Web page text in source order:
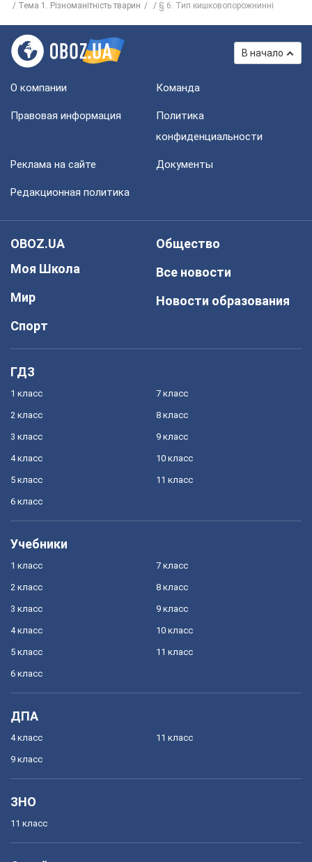
Тема 1. Різноманітність тварин
§ 6. Тип кишковопорожнинні
В начало
О компании Команда
Правовая информация
Политика
конфиденциальности
Реклама на сайте Документы
Редакционная политика
OBOZ.UA
Моя Школа
Мир
Спорт
Общество
Все новости
Новости образования
ГДЗ
1 класс
2 класс
3 класс
4 класс
5 класс
6 класс
7 класс
8 класс
9 класс
10 класс
11 класс
Учебники
1 класс
2 класс
3 класс
4 класс
5 класс
6 класс
7 класс
8 класс
9 класс
10 класс
11 класс
ДПА
4 класс
9 класс
11 класс
ЗНО
11 класс